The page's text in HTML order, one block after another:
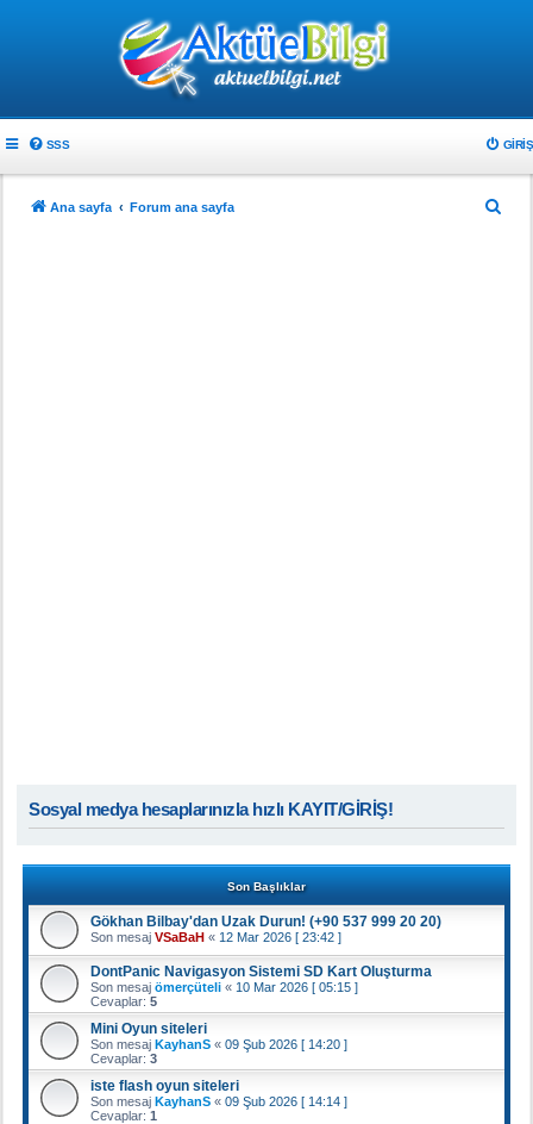
SSS GIRIŞ
Ana sayfa Forum ana sayfa
Sosyal medya hesaplarınızla hızlı KAYIT/GİRİŞ!
Son Başlıklar
Gökhan Bilbay'dan Uzak Durun! (+90 537 999 20 20)
Son mesaj VSaBaH « 12 Mar 2026 [ 23:42 ]
DontPanic Navigasyon Sistemi SD Kart Oluşturma
Son mesaj ömerçüteli « 10 Mar 2026 [ 05:15 ]
Cevaplar: 5
Mini Oyun siteleri
Son mesaj KayhanS « 09 Şub 2026 [ 14:20 ]
Cevaplar: 3
iste flash oyun siteleri
Son mesaj KayhanS « 09 Şub 2026 [ 14:14 ]
Cevaplar: 1